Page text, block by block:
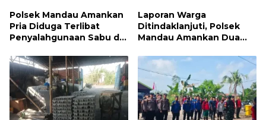
Polsek Mandau Amankan
Pria Diduga Terlibat
Penyalahgunaan Sabu di
Laporan Warga
Ditindaklanjuti, Polsek
Mandau Amankan Dua
Paket Sabu